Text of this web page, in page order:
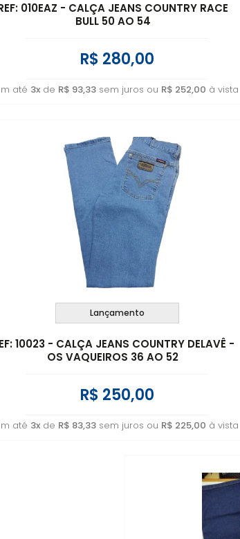
010EAZ - CALÇA JEANS COUNTRY RACE
BULL 50 AO 54
R$ 280,00
até 3xde R$ 93,33sem juros ou R$ 252,00 à vista
Lançamento
10023 - CALÇA JEANS COUNTRY DELAVÊ -
OS VAQUEIROS 36 AO 52
R$ 250,00
até 3xde R$ 83,33sem juros ou R$ 225,00 à vista